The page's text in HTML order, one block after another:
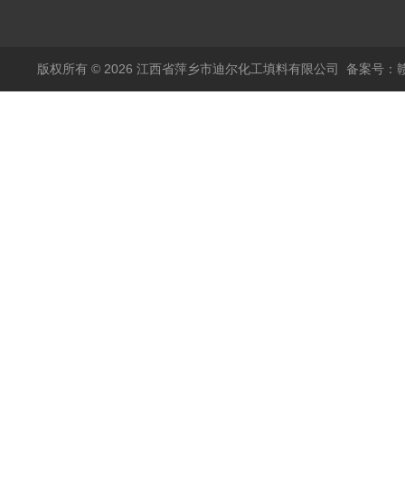
版权所有 © 2026 江西省萍乡市迪尔化工填料有限公司 备案号：